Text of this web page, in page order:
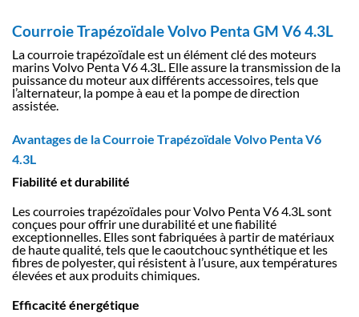
Courroie Trapézoïdale Volvo Penta GM V6 4.3L
La courroie trapézoïdale est un élément clé des moteurs
marins Volvo Penta V6 4.3L. Elle assure la transmission de la
puissance du moteur aux différents accessoires, tels que
l’alternateur, la pompe à eau et la pompe de direction
assistée.
Avantages de la Courroie Trapézoïdale Volvo Penta V6
4.3L
Fiabilité et durabilité
Les courroies trapézoïdales pour Volvo Penta V6 4.3L sont
conçues pour offrir une durabilité et une fiabilité
exceptionnelles. Elles sont fabriquées à partir de matériaux
de haute qualité, tels que le caoutchouc synthétique et les
fibres de polyester, qui résistent à l’usure, aux températures
élevées et aux produits chimiques.
Efficacité énergétique